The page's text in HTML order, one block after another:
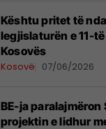
Kështu pritet të
legjislaturën e 11-
Kosovës
Kosovë 07/06/2026
BE-ja
projektin e lidhur